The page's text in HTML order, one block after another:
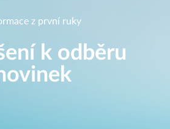
z první ruky
k odběru